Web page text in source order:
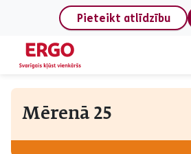
content
Pieteikt atlīdzību
Mērenā 25